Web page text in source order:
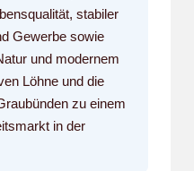
stabiler
Gewerbe sowie
und modernem
Löhne und die
zu einem
in der